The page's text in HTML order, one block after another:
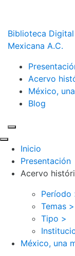
Biblioteca Digital
Mexicana A.C.
Acervo
México,
Blog
Inicio
Presentación
Acervo
Período
Temas >
Tipo >
México, una